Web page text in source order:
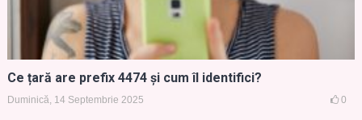
Ce țară are prefix 4474 și cum îl identifici?
Duminică, 14 Septembrie 2025 0